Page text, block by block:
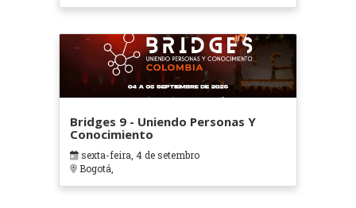
Bridges 9 - Uniendo Personas Y
Conocimiento
sexta-feira, 4 de setembro
Bogotá,